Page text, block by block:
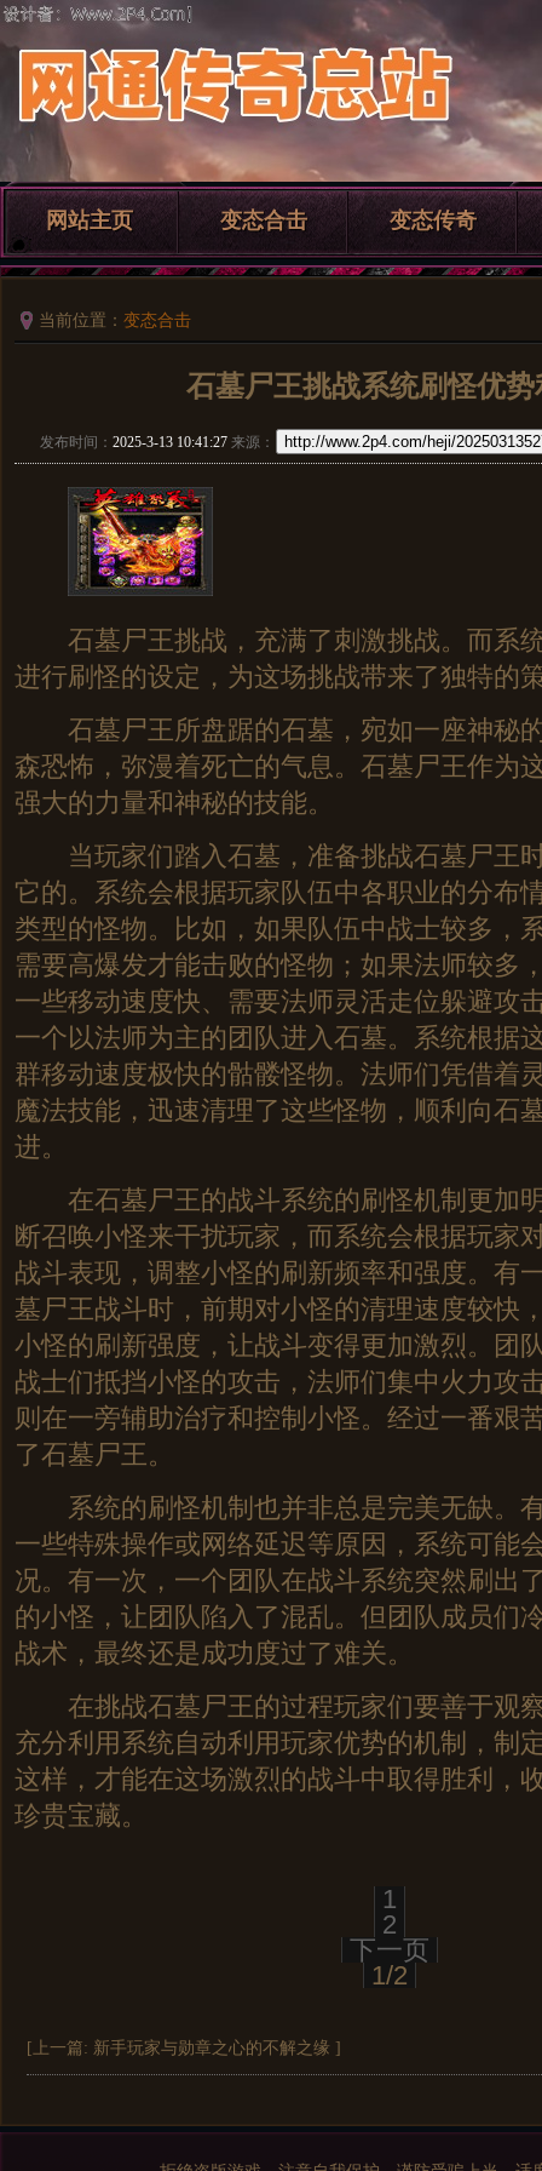
网站主页 变态合击 变态传奇
当前位置： 变态合击
石墓尸王挑战系统刷怪优势
发布时间：2025-3-13 10:41:27 来源： http://www.2p4.com/heji/
石墓尸王挑战，充满了刺激挑战。而系
进行刷怪的设定，为这场挑战带来了独特的
石墓尸王所盘踞的石墓，宛如一座神秘
森恐怖，弥漫着死亡的气息。石墓尸王作为
强大的力量和神秘的技能。
当玩家们踏入石墓，准备挑战石墓尸王
它的。系统会根据玩家队伍中各职业的分布
类型的怪物。比如，如果队伍中战士较多，
需要高爆发才能击败的怪物；如果法师较多
一些移动速度快、需要法师灵活走位躲避攻
一个以法师为主的团队进入石墓。系统根据
群移动速度极快的骷髅怪物。法师们凭借着
魔法技能，迅速清理了这些怪物，顺利向石
进。
在石墓尸王的战斗系统的刷怪机制更加
断召唤小怪来干扰玩家，而系统会根据玩家
战斗表现，调整小怪的刷新频率和强度。有
墓尸王战斗时，前期对小怪的清理速度较快
小怪的刷新强度，让战斗变得更加激烈。团
战士们抵挡小怪的攻击，法师们集中火力攻
则在一旁辅助治疗和控制小怪。经过一番艰
了石墓尸王。
系统的刷怪机制也并非总是完美无缺。
一些特殊操作或网络延迟等原因，系统可能
况。有一次，一个团队在战斗系统突然刷出
的小怪，让团队陷入了混乱。但团队成员们
战术，最终还是成功度过了难关。
在挑战石墓尸王的过程玩家们要善于观
充分利用系统自动利用玩家优势的机制，制
这样，才能在这场激烈的战斗中取得胜利，
珍贵宝藏。
1
2
下一页
1/2
[上一篇: 新手玩家与勋章之心的不解之缘 ]